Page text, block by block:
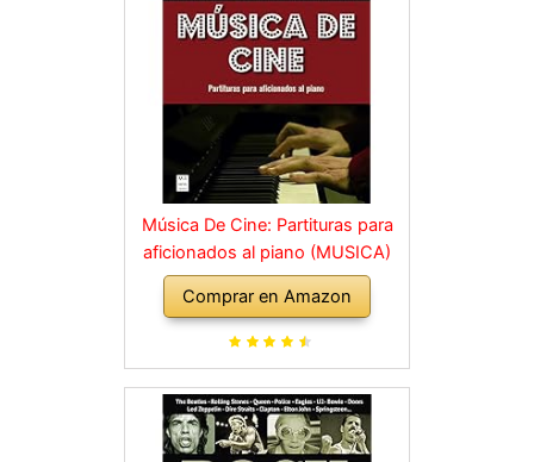
Música De Cine: Partituras para
aficionados al piano (MUSICA)
Comprar en Amazon